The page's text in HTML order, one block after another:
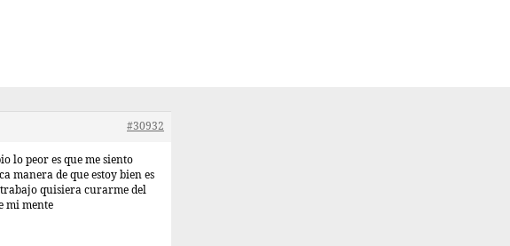
#30932
lo peor es que me siento
manera de que estoy bien es
quisiera curarme del
mi mente